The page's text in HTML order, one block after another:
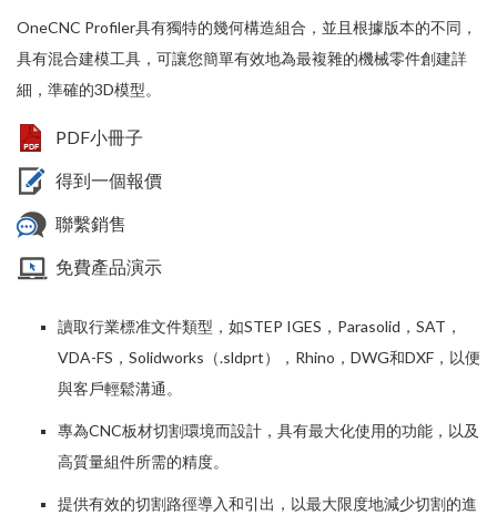
OneCNC Profiler具有獨特的幾何構造組合，並且根據版本的不同，
具有混合建模工具，可讓您簡單有效地為最複雜的機械零件創建詳
細，準確的3D模型。
PDF小冊子
得到一個報價
聯繫銷售
免費產品演示
讀取行業標准文件類型，如STEP IGES，Parasolid，SAT，
VDA-FS，Solidworks（.sldprt），Rhino，DWG和DXF，以便
與客戶輕鬆溝通。
專為CNC板材切割環境而設計，具有最大化使用的功能，以及
高質量組件所需的精度。
提供有效的切割路徑導入和引出，以最大限度地減少切割的進